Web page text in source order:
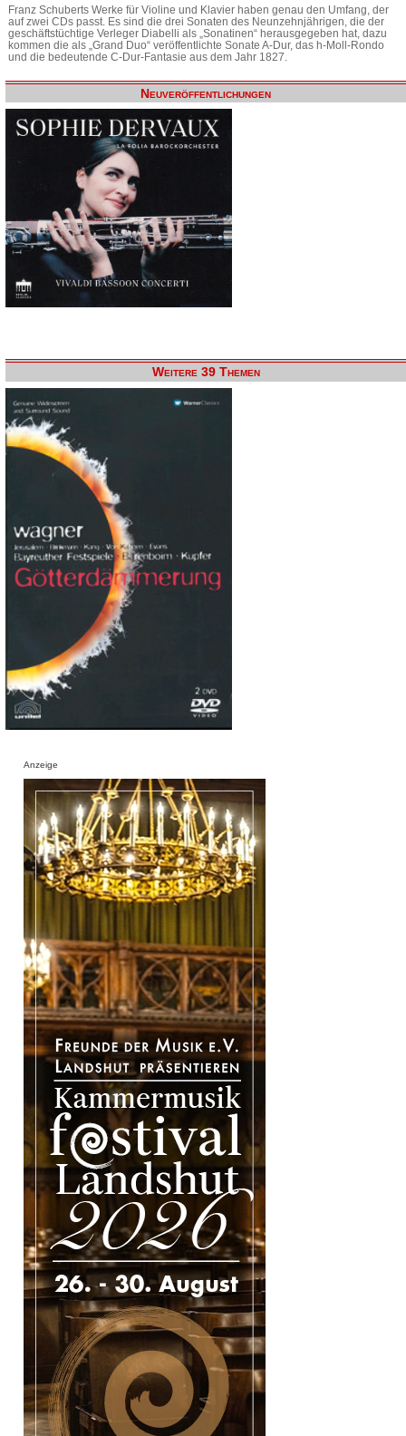
Franz Schuberts Werke für Violine und Klavier haben genau den Umfang, der
auf zwei CDs passt. Es sind die drei Sonaten des Neunzehnjährigen, die der
geschäftstüchtige Verleger Diabelli als „Sonatinen“ herausgegeben hat, dazu
kommen die als „Grand Duo“ veröffentlichte Sonate A-Dur, das h-Moll-Rondo
und die bedeutende C-Dur-Fantasie aus dem Jahr 1827.
Neuveröffentlichungen
Weitere 39 Themen
Anzeige